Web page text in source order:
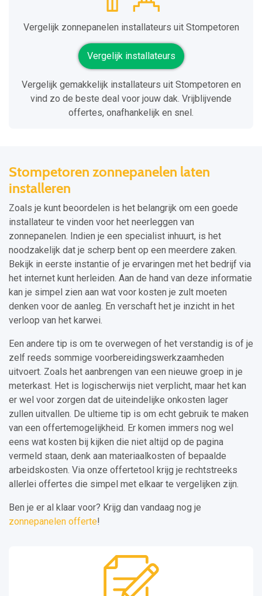
Vergelijk zonnepanelen installateurs uit Stompetoren
Vergelijk installateurs
Vergelijk gemakkelijk installateurs uit Stompetoren en
vind zo de beste deal voor jouw dak. Vrijblijvende
offertes, onafhankelijk en snel.
Stompetoren zonnepanelen laten
installeren
Zoals je kunt beoordelen is het belangrijk om een goede
installateur te vinden voor het neerleggen van
zonnepanelen. Indien je een specialist inhuurt, is het
noodzakelijk dat je scherp bent op een meerdere zaken.
Bekijk in eerste instantie of je ervaringen met het bedrijf via
het internet kunt herleiden. Aan de hand van deze informatie
kan je simpel zien aan wat voor kosten je zult moeten
denken voor de aanleg. En verschaft het je inzicht in het
verloop van het karwei.
Een andere tip is om te overwegen of het verstandig is of je
zelf reeds sommige voorbereidingswerkzaamheden
uitvoert. Zoals het aanbrengen van een nieuwe groep in je
meterkast. Het is logischerwijs niet verplicht, maar het kan
er wel voor zorgen dat de uiteindelijke onkosten lager
zullen uitvallen. De ultieme tip is om echt gebruik te maken
van een offertemogelijkheid. Er komen immers nog wel
eens wat kosten bij kijken die niet altijd op de pagina
vermeld staan, denk aan materiaalkosten of bepaalde
arbeidskosten. Via onze offertetool krijg je rechtstreeks
allerlei offertes die simpel met elkaar te vergelijken zijn.
Ben je er al klaar voor? Krijg dan vandaag nog je
zonnepanelen offerte!